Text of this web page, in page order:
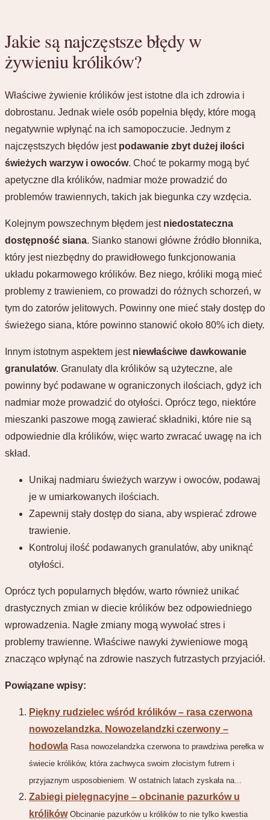
Jakie są najczęstsze błędy w
żywieniu królików?
Właściwe żywienie królików jest istotne dla ich zdrowia i
dobrostanu. Jednak wiele osób popełnia błędy, które mogą
negatywnie wpłynąć na ich samopoczucie. Jednym z
najczęstszych błędów jest podawanie zbyt dużej ilości
świeżych warzyw i owoców. Choć te pokarmy mogą być
apetyczne dla królików, nadmiar może prowadzić do
problemów trawiennych, takich jak biegunka czy wzdęcia.
Kolejnym powszechnym błędem jest niedostateczna
dostępność siana. Sianko stanowi główne źródło błonnika,
który jest niezbędny do prawidłowego funkcjonowania
układu pokarmowego królików. Bez niego, króliki mogą mieć
problemy z trawieniem, co prowadzi do różnych schorzeń, w
tym do zatorów jelitowych. Powinny one mieć stały dostęp do
świeżego siana, które powinno stanowić około 80% ich diety.
Innym istotnym aspektem jest niewłaściwe dawkowanie
granulatów. Granulaty dla królików są użyteczne, ale
powinny być podawane w ograniczonych ilościach, gdyż ich
nadmiar może prowadzić do otyłości. Oprócz tego, niektóre
mieszanki paszowe mogą zawierać składniki, które nie są
odpowiednie dla królików, więc warto zwracać uwagę na ich
skład.
Unikaj nadmiaru świeżych warzyw i owoców, podawaj
je w umiarkowanych ilościach.
Zapewnij stały dostęp do siana, aby wspierać zdrowe
trawienie.
Kontroluj ilość podawanych granulatów, aby uniknąć
otyłości.
Oprócz tych popularnych błędów, warto również unikać
drastycznych zmian w diecie królików bez odpowiedniego
wprowadzenia. Nagłe zmiany mogą wywołać stres i
problemy trawienne. Właściwe nawyki żywieniowe mogą
znacząco wpłynąć na zdrowie naszych futrzastych przyjaciół.
Powiązane wpisy:
Piękny rudzielec wśród królików – rasa czerwona
nowozelandzka. Nowozelandzki czerwony –
hodowla Rasa nowozelandzka czerwona to prawdziwa perełka w
świecie królików, która zachwyca swoim złocistym futrem i
przyjaznym usposobieniem. W ostatnich latach zyskała na...
Zabiegi pielęgnacyjne – obcinanie pazurków u
królików Obcinanie pazurków u królików to nie tylko kwestia